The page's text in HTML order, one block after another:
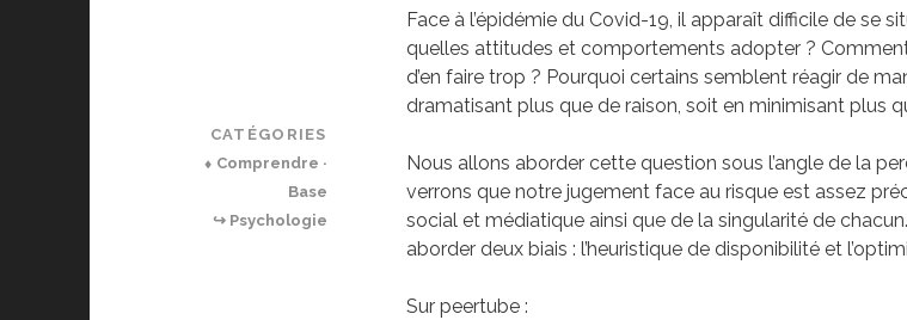
Face à l’épidémie du Covid-19, il apparaît difficile de se
quelles attitudes et comportements adopter ?
d’en faire trop ? Pourquoi certains semblent réagir de
dramatisant plus que de raison, soit en minimisant plus
Nous allons aborder cette question sous l’angle de la
verrons que notre jugement face au risque est assez
social et médiatique ainsi que de la singularité de
aborder deux biais : l’heuristique de disponibilité et
Sur peertube :
CATÉGORIES
⬧ Comprendre ·
Base
↪ Psychologie